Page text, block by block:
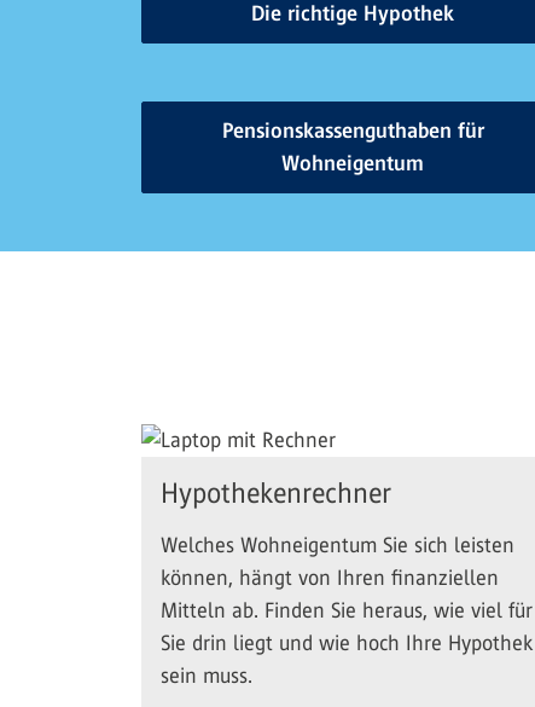
Die richtige Hypothek
Pensionskassenguthaben für
Wohneigentum
Hypothekenrechner
Welches Wohneigentum Sie sich leisten
können, hängt von Ihren finanziellen
Mitteln ab. Finden Sie heraus, wie viel für
Sie drin liegt und wie hoch Ihre Hypothek
sein muss.